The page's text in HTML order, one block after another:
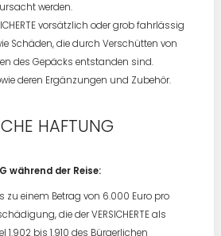
werden.
vorsätzlich oder grob fahrlässig
Schäden, die durch Verschütten von
des Gepäcks entstanden sind.
deren Ergänzungen und Zubehör.
HAFTUNG
während der Reise:
zu einem Betrag von 6.000 Euro pro
die der VERSICHERTE als
bis 1.910 des Bürgerlichen